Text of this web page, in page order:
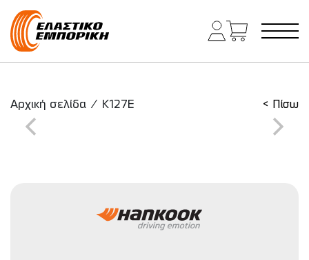
Κύρια πλοήγηση
Αρχική σελίδα / K127E < Πίσω